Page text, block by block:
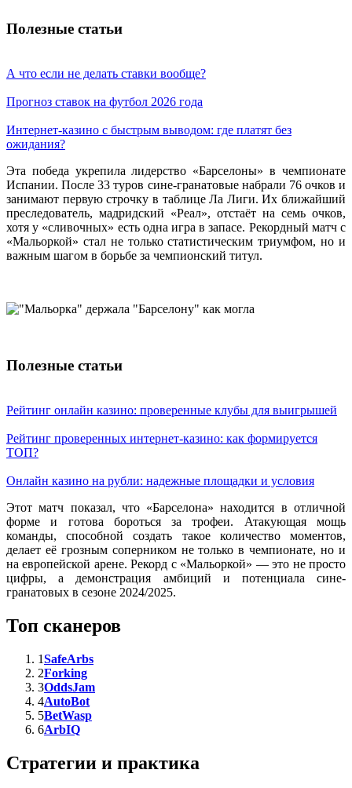
Полезные статьи
А что если не делать ставки вообще?
Прогноз ставок на футбол 2026 года
Интернет-казино с быстрым выводом: где платят без
ожидания?
Эта победа укрепила лидерство «Барселоны» в чемпионате
Испании. После 33 туров сине-гранатовые набрали 76 очков и
занимают первую строчку в таблице Ла Лиги. Их ближайший
преследователь, мадридский «Реал», отстаёт на семь очков,
хотя у «сливочных» есть одна игра в запасе. Рекордный матч с
«Мальоркой» стал не только статистическим триумфом, но и
важным шагом в борьбе за чемпионский титул.
Полезные статьи
Рейтинг онлайн казино: проверенные клубы для выигрышей
Рейтинг проверенных интернет-казино: как формируется
ТОП?
Онлайн казино на рубли: надежные площадки и условия
Этот матч показал, что «Барселона» находится в отличной
форме и готова бороться за трофеи. Атакующая мощь
команды, способной создать такое количество моментов,
делает её грозным соперником не только в чемпионате, но и
на европейской арене. Рекорд с «Мальоркой» — это не просто
цифры, а демонстрация амбиций и потенциала сине-
гранатовых в сезоне 2024/2025.
Топ сканеров
1SafeArbs
2Forking
3OddsJam
4AutoBot
5BetWasp
6ArbIQ
Стратегии и практика